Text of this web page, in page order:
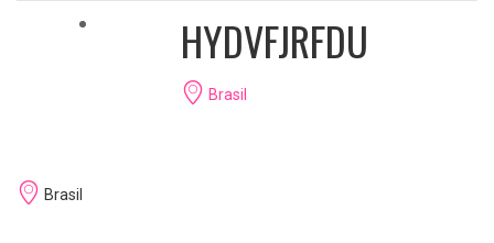
HYDVFJRFDU
Brasil
Brasil